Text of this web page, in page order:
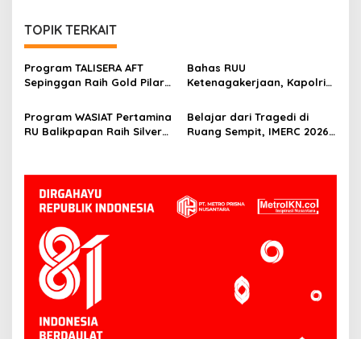
TOPIK TERKAIT
Program TALISERA AFT
Sepinggan Raih Gold Pilar
Award 2026
Bahas RUU
Ketenagakerjaan, Kapolri
Dikawal Lewat Dialog
Program WASIAT Pertamina
RU Balikpapan Raih Silver
Belajar dari Tragedi di
Ruang Sempit, IMERC 2026